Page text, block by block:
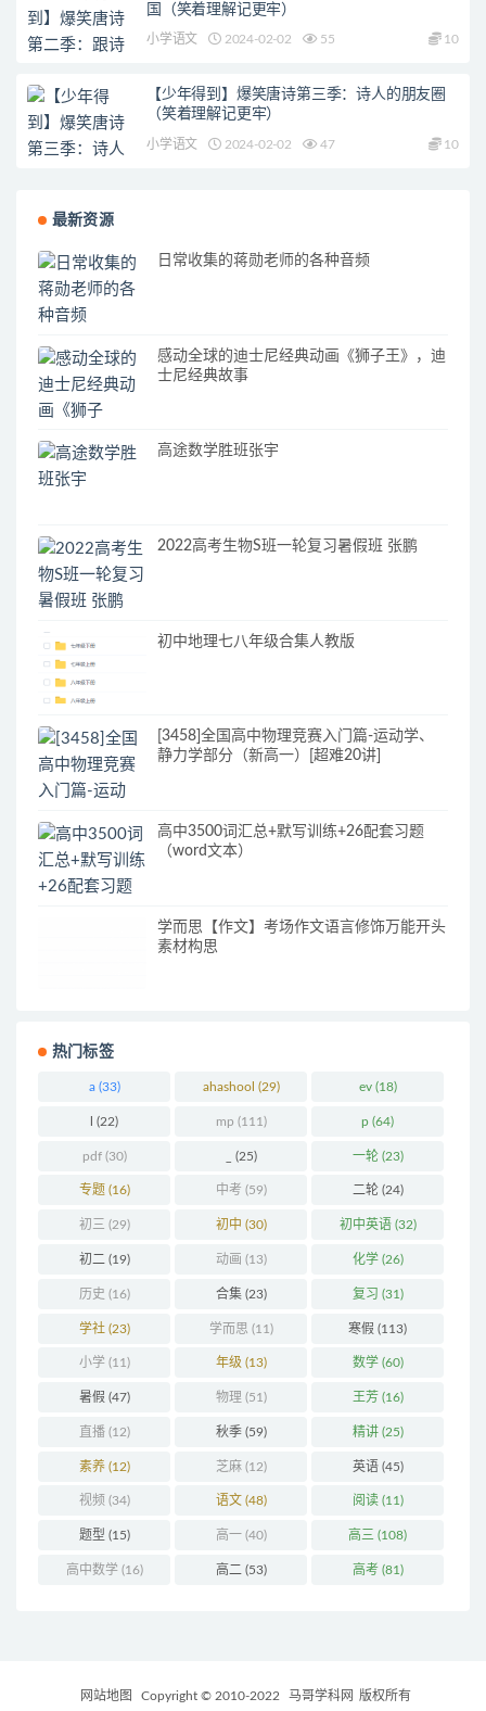
国（笑着理解记更牢）
小学语文 2024-02-02 55 10
【少年得到】爆笑唐诗第三季：诗人的朋友圈
（笑着理解记更牢）
小学语文 2024-02-02 47 10
最新资源
日常收集的蒋勋老师的各种音频
感动全球的迪士尼经典动画《狮子王》，迪
士尼经典故事
高途数学胜班张宇
2022高考生物S班一轮复习暑假班 张鹏
初中地理七八年级合集人教版
[3458]全国高中物理竞赛入门篇-运动学、
静力学部分（新高一）[超难20讲]
高中3500词汇总+默写训练+26配套习题
（word文本）
学而思【作文】考场作文语言修饰万能开头
素材构思
热门标签
a(33) ahashool (29) ev(18)
(22) mp (111) p (64)
pdf(30) (25) 一轮(23)
专题(16) 中考 (59) 二轮(24)
初三 (29) 初中 (30) 初中英语(32)
初二 (19) 动画 (13) 化学(26)
历史 (16) 合集(23) 复习 (31)
学社(23) 学而思 (11) 寒假 (113)
小学(11) 年级 (13) 数学(60)
暑假 (47) 物理 (51) 王芳(16)
直播(12) 秋季(59) 精讲(25)
素养(12) 芝麻(12) 英语(45)
视频 (34) 语文 (48) 阅读(11)
题型 (15) 高一(40) 高三 (108)
高中数学(16) 高二 (53) 高考(81)
网站地图 Copyright © 2010-2022 马哥学科网 版权所有